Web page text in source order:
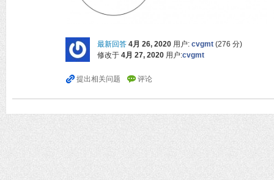
最新回答 4月 26, 2020 用户: cvgmt (276 分)
修改于 4月 27, 2020 用户:cvgmt